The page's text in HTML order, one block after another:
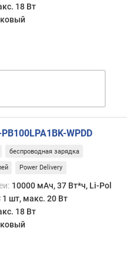
18 Вт
WPDD
беспроводная зарядка
Power Delivery
10000 мАч, 37 Вт*ч, Li-Pol
1 шт, макс. 20 Вт
18 Вт